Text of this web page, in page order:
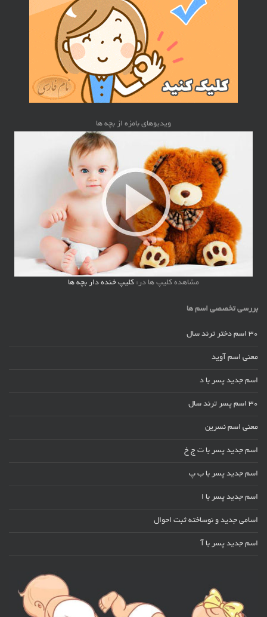
ویدیوهای بامزه از بچه ها
مشاهده کلیپ ها در: کلیپ خنده دار بچه ها
بررسی تخصصی اسم ها
30 اسم دختر ترند سال
معنی اسم آوید
اسم جدید پسر با د
30 اسم پسر ترند سال
معنی اسم نسرین
اسم جدید پسر با ت ج خ
اسم جدید پسر با ب پ
اسم جدید پسر با ا
اسامی جدید و نوساخته ثبت احوال
اسم جدید پسر با آ